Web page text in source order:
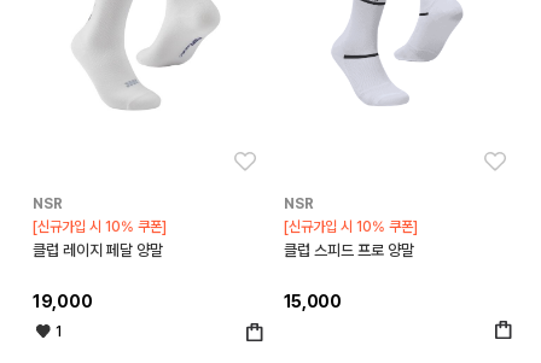
NSR
[신규가입 시 10% 쿠폰]
클럽 레이지 페달 양말
19,000
1
NSR
[신규가입 시 10% 쿠폰]
클럽 스피드 프로 양말
15,000